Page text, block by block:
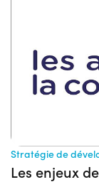
Stratégie de
Les enjeux